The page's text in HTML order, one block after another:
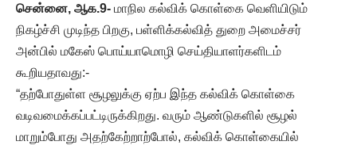
சென்னை, ஆக.9- மாநில கல்விக் கொள்கை வெளியிடும்
நிகழ்ச்சி முடிந்த பிறகு, பள்ளிக்கல்வித் துறை அமைச்சர்
அன்பில் மகேஸ் பொய்யாமொழி செய்தியாளர்களிடம்
கூறியதாவது:-
“தற்போதுள்ள சூழலுக்கு ஏற்ப இந்த கல்விக் கொள்கை
வடிவமைக்கப்பட்டிருக்கிறது. வரும் ஆண்டுகளில் சூழல்
மாறும்போது அதற்கேற்றாற்போல், கல்விக் கொள்கையில்